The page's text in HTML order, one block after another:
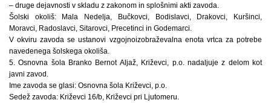
– druge dejavnosti v skladu z zakonom in splošnimi akti zavoda.
Šolski okoliš: Mala Nedelja, Bučkovci, Bodislavci, Drakovci, Kuršinci,
Moravci, Radoslavci, Sitarovci, Precetinci in Godemarci.
V okviru zavoda se ustanovi vzgojnoizobraževalna enota vrtca za potrebe
navedenega šolskega okoliša.
5. Osnovna šola Branko Bernot Aljaž, Križevci, p.o. nadaljuje z delom kot
javni zavod.
Ime zavoda se glasi: Osnovna šola Križevci, p.o.
Sedež zavoda: Križevci 16/b, Križevci pri Ljutomeru.